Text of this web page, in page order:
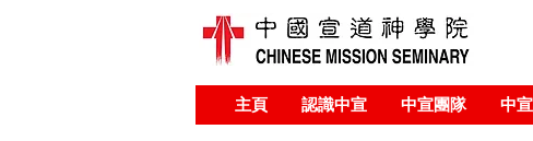
主頁 認識中宣 中宣團隊 中